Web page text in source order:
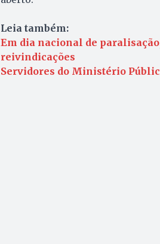
Leia também:
Em dia nacional de
reivindicações
Servidores do Ministério